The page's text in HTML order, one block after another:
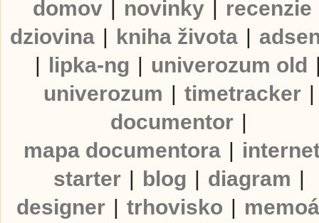
domov | novinky | recenzie
dziovina | kniha života |
| lipka-ng | univerozum old
univerozum | timetracker |
documentor |
mapa documentora |
starter | blog | diagram |
designer | trhovisko |